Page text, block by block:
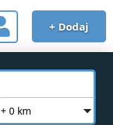
+ Dodaj
+ 0 km